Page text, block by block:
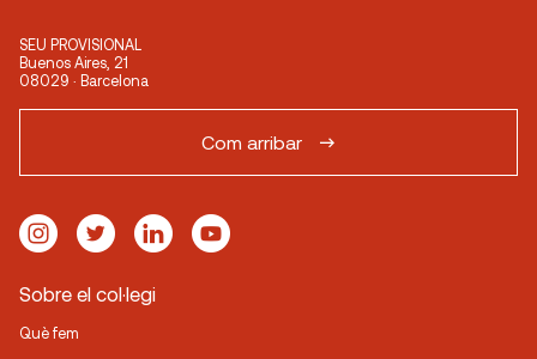
SEU PROVISIONAL
Buenos Aires, 21
08029 · Barcelona
Com arribar
Sobre el col·legi
Què fem